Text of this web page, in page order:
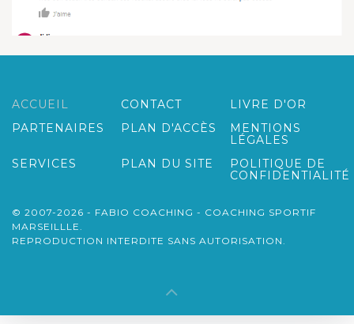
ACCUEIL CONTACT
LIVRE D'OR
PARTENAIRES
PLAN D'ACCÈS
MENTIONS
LÉGALES
SERVICES
PLAN DU SITE
POLITIQUE DE
CONFIDENTIALITÉ
© 2007-2026 - FABIO COACHING - COACHING SPORTIF
MARSEILLLE.
REPRODUCTION INTERDITE SANS AUTORISATION.